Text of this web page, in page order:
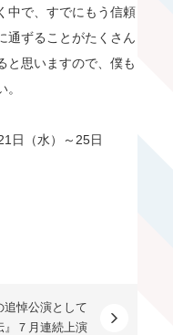
中で、すでにもう信頼
通ずることがたくさん
と思いますので、僕も
日（水）～25日
悼公演として
』７月連続上演